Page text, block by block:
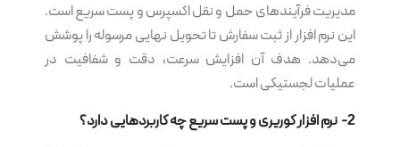
مدیریت فرآیندهای حمل و نقل اکسپرس و پست سریع است.
این نرم‌ افزار از ثبت سفارش تا تحویل نهایی مرسوله را پوشش
می‌دهد. هدف آن افزایش سرعت، دقت و شفافیت در
عملیات لجستیکی است.
2- نرم‌ افزار کوریری و پست سریع چه کاربردهایی دارد؟